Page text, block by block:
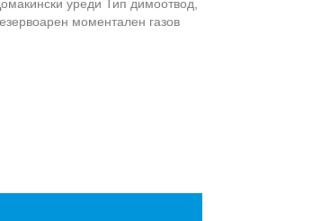
уреди Тип димоотвод,
моментален газов